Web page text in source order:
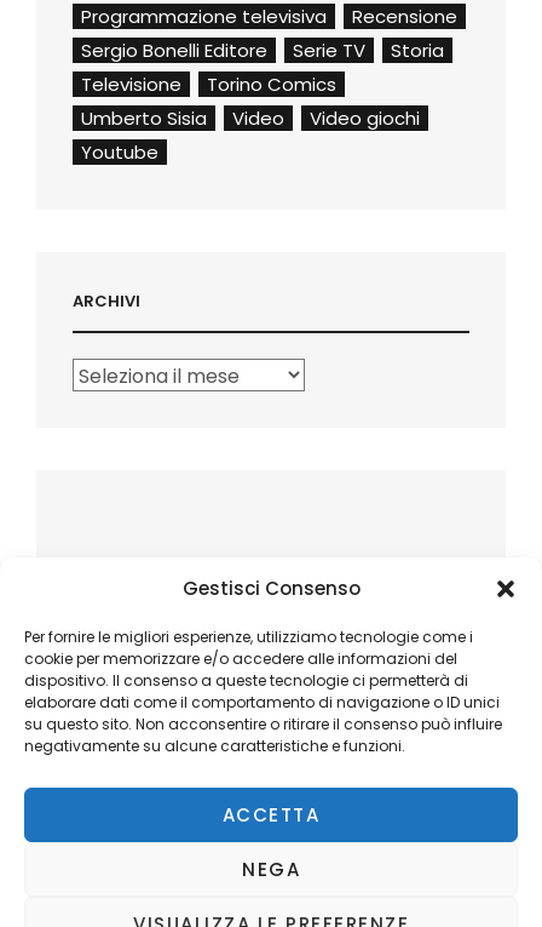
Gestisci Consenso
Per fornire le migliori esperienze, utilizziamo tecnologie come i
cookie per memorizzare e/o accedere alle informazioni del
dispositivo. Il consenso a queste tecnologie ci permetterà di
elaborare dati come il comportamento di navigazione o ID unici
su questo sito. Non acconsentire o ritirare il consenso può influire
negativamente su alcune caratteristiche e funzioni.
ACCETTA
NEGA
Programmazione televisiva
Recensione
Sergio Bonelli Editore
Serie TV
Storia
Televisione
Torino Comics
Umberto Sisia
Video
Video giochi
Youtube
ARCHIVI
Archivi